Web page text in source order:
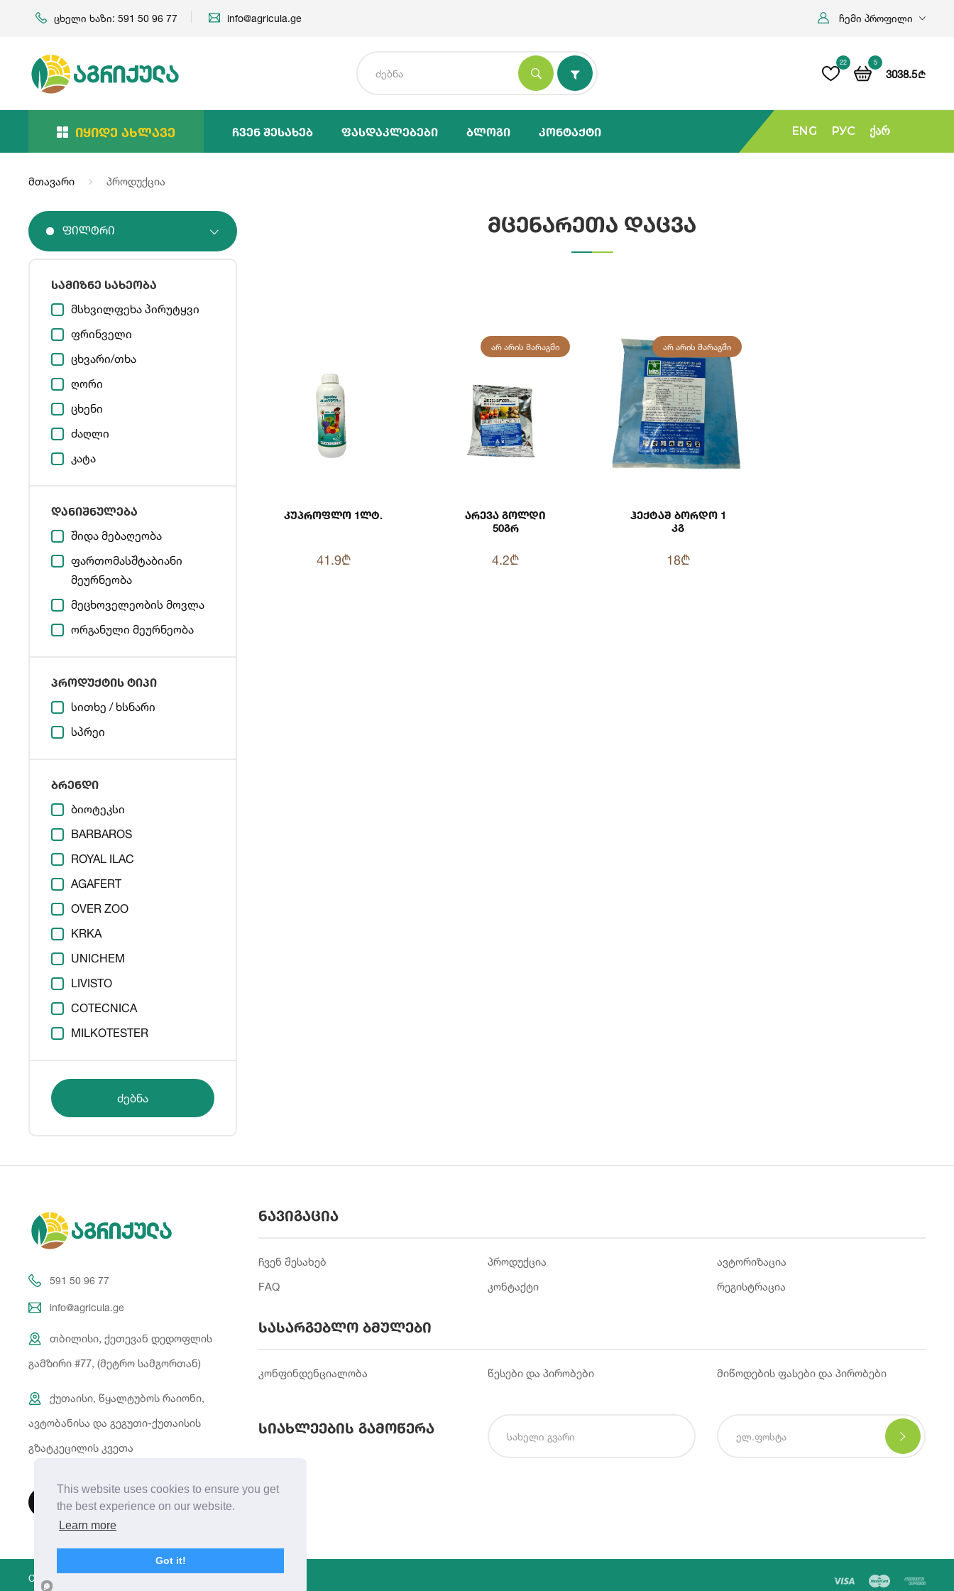
ცხელი ხაზი: 591 50 96 77 info@agricula.ge ჩემი პროფილი
22 5
3038.5b
Იყიდე Ახლავე Ჩვენ Შესახებ Ფასდაკლებები Ბლოგი Კონტაქტი ENG РУС Ქარ
მთავარი პროდუქცია
Ფილტრი
სამიზნე სახეობა
მსხვილფეხა პირუტყვი
ფრინველი
ცხვარი/თხა
ღორი
ცხენი
ძაღლი
კატა
დანიშნულება
შიდა მებაღეობა
ფართომასშტაბიანი
მეურნეობა
მეცხოველეობის მოვლა
ორგანული მეურნეობა
პროდუქტის ტიპი
სითხე / ხსნარი
სპრეი
ბრენდი
ბიოტეკსი
BARBAROS
ROYAL ILAC
AGAFERT
OVER ZOO
KRKA
UNICHEM
LIVISTO
COTECNICA
MILKOTESTER
ძებნა
მცენარეთა დაცვა
Კუპროფლო 1ლტ.
41.9₾
ᲐᲠ ᲐᲠᲘᲡ ᲛᲐᲠᲐᲒᲨᲘ
Არევა Გოლდი
50გრ
4.2₾
ᲐᲠ ᲐᲠᲘᲡ ᲛᲐᲠᲐᲒᲨᲘ
Ჰექტაშ Ბორდო 1
Კგ
18₾
591 50 96 77
info@agricula.ge
თბილისი, ქეთევან დედოფლის
გამზირი #77, (მეტრო სამგორთან)
ქუთაისი, წყალტუბოს რაიონი,
ავტობანისა და გეგუთი-ქუთაისის
გზატკეცილის კვეთა
ნავიგაცია
ჩვენ შესახებ
FAQ
პროდუქცია
კონტაქტი
ავტორიზაცია
რეგისტრაცია
სასარგებლო ბმულები
კონფინდენციალობა წესები და პირობები მიწოდების ფასები და პირობები
სიახლეების გამოწერა
Copyright © 2021 | Created By
This website uses cookies to ensure you get
the best experience on our website.
Learn more
Got it!